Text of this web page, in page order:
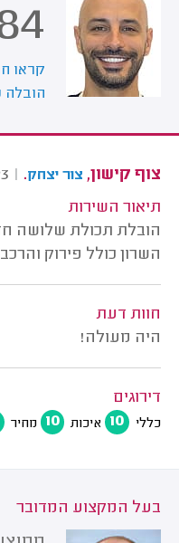
קראו
הובלה
צוף קישון, צור יצחק.
|
תיאור השירות
הובלת תכולת שלושה
השרון כולל פירוק
חוות דעת
היה מעולה!
דירוגים
כללי 10 איכות 10 מחיר
בעל המקצוע המדובר